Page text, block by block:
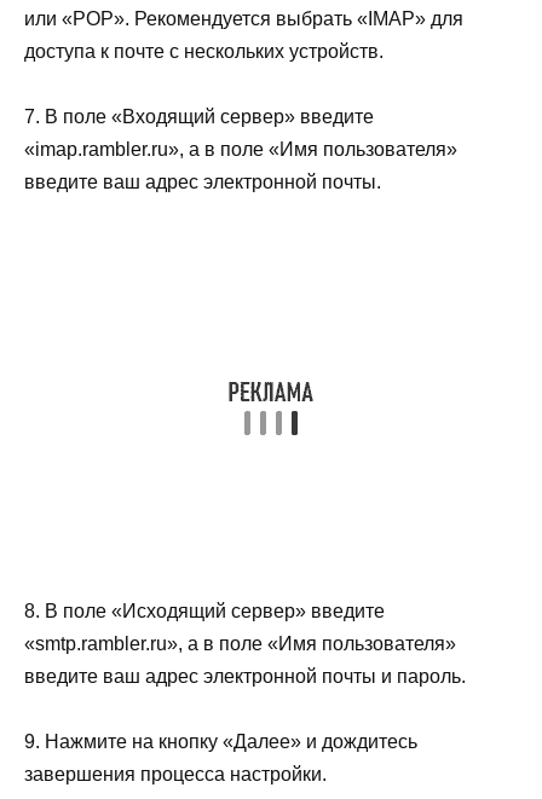
или «POP». Рекомендуется выбрать «IMAP» для
доступа к почте с нескольких устройств.
7. В поле «Входящий сервер» введите
«imap.rambler.ru», а в поле «Имя пользователя»
введите ваш адрес электронной почты.
8. В поле «Исходящий сервер» введите
«smtp.rambler.ru», а в поле «Имя пользователя»
введите ваш адрес электронной почты и пароль.
9. Нажмите на кнопку «Далее» и дождитесь
завершения процесса настройки.